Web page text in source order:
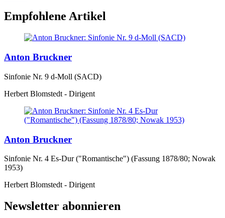
Empfohlene Artikel
Anton Bruckner
Sinfonie Nr. 9 d-Moll (SACD)
Herbert Blomstedt - Dirigent
Anton Bruckner
Sinfonie Nr. 4 Es-Dur ("Romantische") (Fassung 1878/80; Nowak
1953)
Herbert Blomstedt - Dirigent
Newsletter abonnieren